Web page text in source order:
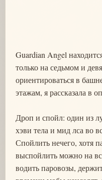
Guardian Angel
только на седьмом и
ориентироваться в
этажам, я рассказала в
Дроп и спойл: один из
хэви тела и мид лса во
Спойлить нечего, хотя
выспойлить можно на
водить паровозы,